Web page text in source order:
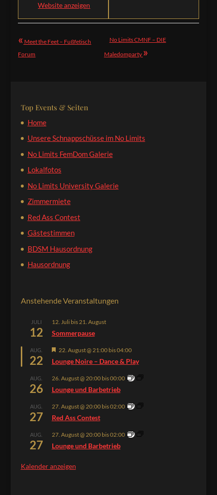
Website anzeigen
« Meet the Feet – Fußfetisch
Forum
No Limits CMNF – DIE
Maledomparty »
Top Events & Seiten
Home
Unsere Schnappschüsse im No Limits
No Limits FemDom Galerie
Lokalfotos
No Limits University Galerie
Zimmermiete
Red Ass Contest
Gästestimmen
BDSM Hausordnung
Hausordnung
Anstehende Veranstaltungen
JULI
12
12. Julibis 21. August
Sommerpause
AUG.
22
Hervorgehoben
22. August @ 21:00bis04:00
Lounge Noire – Dance & Play
AUG.
26
26. August @ 20:00bis00:00
Lounge und Barbetrieb
AUG.
27
27. August @ 20:00bis02:00
Red Ass Contest
AUG.
27
27. August @ 20:00bis02:00
Lounge und Barbetrieb
Kalender anzeigen